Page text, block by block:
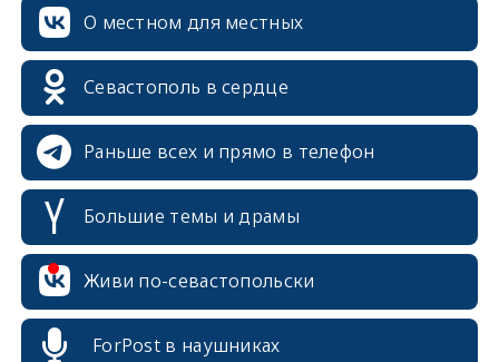
О местном для местных
Севастополь в сердце
Раньше всех и прямо в телефон
Большие темы и драмы
Живи по-севастопольски
ForPost в наушниках
erid: 2SDnjcrDNw6